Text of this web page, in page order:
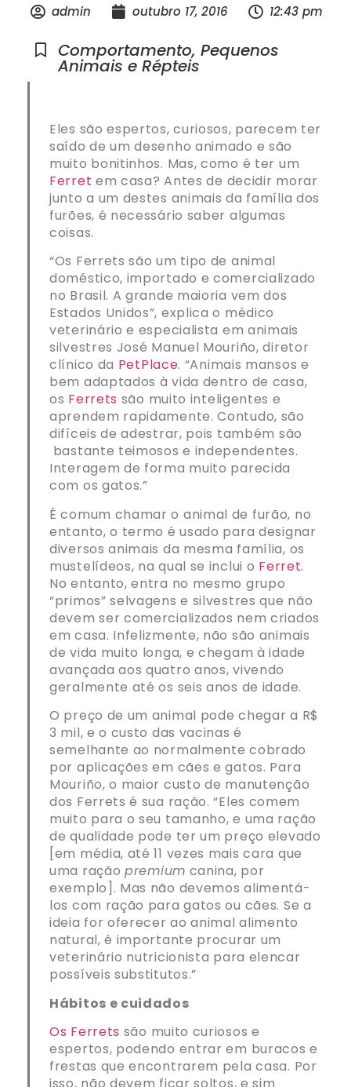
admin outubro 17, 2016 12:43 pm
Comportamento, Pequenos
Animais e Répteis
Eles são espertos, curiosos, parecem ter
saído de um desenho animado e são
muito bonitinhos. Mas, como é ter um
Ferret em casa? Antes de decidir morar
junto a um destes animais da família dos
furões, é necessário saber algumas
coisas.
“Os Ferrets são um tipo de animal
doméstico, importado e comercializado
no Brasil. A grande maioria vem dos
Estados Unidos”, explica o médico
veterinário e especialista em animais
silvestres José Manuel Mouriño, diretor
clínico da PetPlace. “Animais mansos e
bem adaptados à vida dentro de casa,
os Ferrets são muito inteligentes e
aprendem rapidamente. Contudo, são
difíceis de adestrar, pois também são
bastante teimosos e independentes.
Interagem de forma muito parecida
com os gatos.”
É comum chamar o animal de furão, no
entanto, o termo é usado para designar
diversos animais da mesma família, os
mustelídeos, na qual se inclui o Ferret.
No entanto, entra no mesmo grupo
“primos” selvagens e silvestres que não
devem ser comercializados nem criados
em casa. Infelizmente, não são animais
de vida muito longa, e chegam à idade
avançada aos quatro anos, vivendo
geralmente até os seis anos de idade.
O preço de um animal pode chegar a R$
3 mil, e o custo das vacinas é
semelhante ao normalmente cobrado
por aplicações em cães e gatos. Para
Mouriño, o maior custo de manutenção
dos Ferrets é sua ração. “Eles comem
muito para o seu tamanho, e uma ração
de qualidade pode ter um preço elevado
[em média, até 11 vezes mais cara que
uma ração premium canina, por
exemplo]. Mas não devemos alimentá-
los com ração para gatos ou cães. Se a
ideia for oferecer ao animal alimento
natural, é importante procurar um
veterinário nutricionista para elencar
possíveis substitutos.”
Hábitos e cuidados
Os Ferrets são muito curiosos e
espertos, podendo entrar em buracos e
frestas que encontrarem pela casa. Por